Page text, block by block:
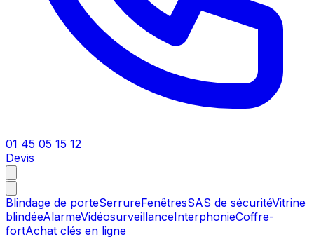
01 45 05 15 12
Devis
Blindage de porteSerrureFenêtresSAS de sécuritéVitrine
blindéeAlarmeVidéosurveillanceInterphonieCoffre-
fortAchat clés en ligne